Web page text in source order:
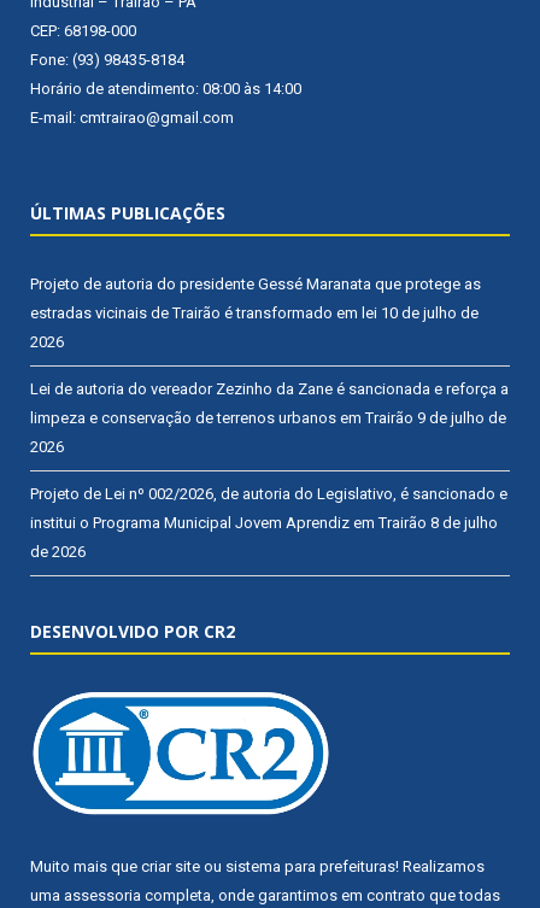
CEP: 68198-000
Fone: (93) 98435-8184
Horário de atendimento: 08:00 às 14:00
E-mail: cmtrairao@gmail.com
ÚLTIMAS PUBLICAÇÕES
Projeto de autoria do presidente Gessé Maranata que protege as
estradas vicinais de Trairão é transformado em lei 10 de julho de
2026
Lei de autoria do vereador Zezinho da Zane é sancionada e reforça a
limpeza e conservação de terrenos urbanos em Trairão 9 de julho de
2026
Projeto de Lei nº 002/2026, de autoria do Legislativo, é sancionado e
institui o Programa Municipal Jovem Aprendiz em Trairão 8 de julho
de 2026
DESENVOLVIDO POR CR2
Muito mais que criar site ou sistema para prefeituras! Realizamos
uma assessoria completa, onde garantimos em contrato que todas